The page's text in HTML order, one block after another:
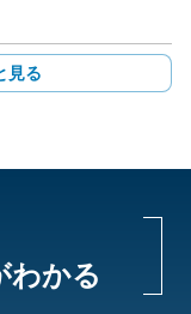
見る
わかる